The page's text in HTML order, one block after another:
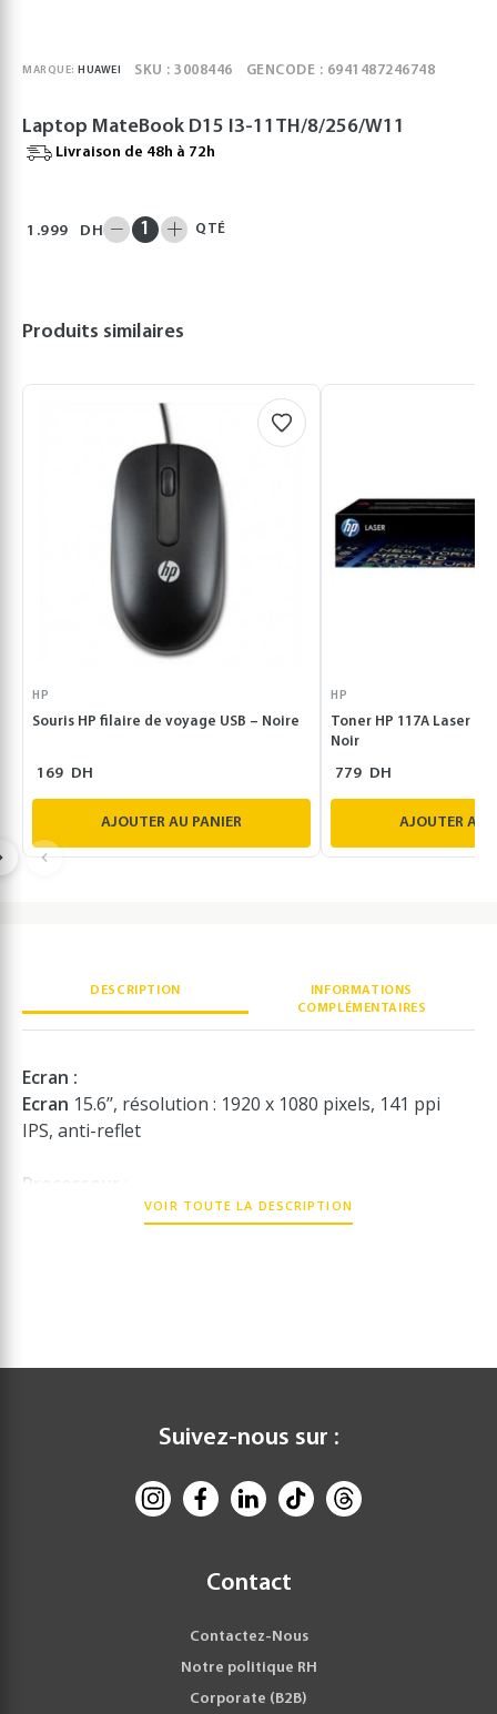
MARQUE: HUAWEI SKU : 3008446 GENCODE : 6941487246748
Laptop MateBook D15 I3-11TH/8/256/W11
Livraison de 48h à 72h
1.999 DH QTÉ
Produits similaires
HP
Souris HP filaire de voyage USB – Noire
169 DH
AJOUTER AU PANIER
HP
Toner HP 117A Laser
Noir
779 DH
AJOUTER AU
DESCRIPTION
INFORMATIONS
COMPLÉMENTAIRES
Ecran :
Ecran 15.6’’, résolution : 1920 x 1080 pixels, 141 ppi
IPS, anti-reflet
Processeur
CPU : Intel® CoreTM i3-1115G4 2 coeurs, fréquence
ROM : 256Go SSD NVMe
Haut-parleurs x2 (2W x2) Microphones x2
Caméra frontale : 720p HD(rétractable incrustée dans
Autonomie d’environ 7h30 en lecture vidéo 1080p,
:
HUAWEI USB Type-C 65W
VOIR TOUTE LA DESCRIPTION
Suivez-nous sur :
Contact
Contactez-Nous
Notre politique RH
Corporate (B2B)